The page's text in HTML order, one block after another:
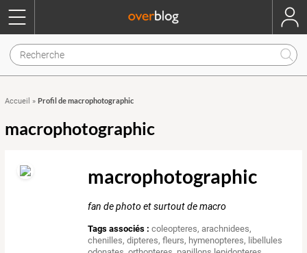
Accueil » Profil de macrophotographic
macrophotographic
macrophotographic
fan de photo et surtout de macro
Tags associés : coleopteres,arachnidees,
chenilles,dipteres,fleurs, hymenopteres, libellules